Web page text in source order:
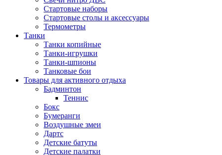
Стартовые наборы
Стартовые столы и аксессуары
Термометры
Танки
Танки копийные
Танки-игрушки
Танки-шпионы
Танковые бои
Товары для активного отдыха
Бадминтон
Теннис
Бокс
Бумеранги
Воздушные змеи
Дартс
Детские батуты
Детские палатки